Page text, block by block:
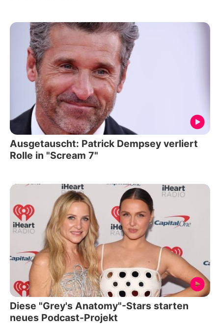
Ausgetauscht: Patrick Dempsey verliert
Rolle in "Scream 7"
Diese "Grey's Anatomy"-Stars starten
neues Podcast-Projekt